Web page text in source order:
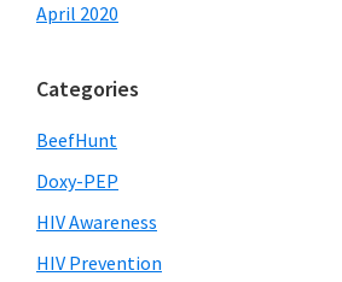
April 2020
Categories
BeefHunt
Doxy-PEP
HIV Awareness
HIV Prevention